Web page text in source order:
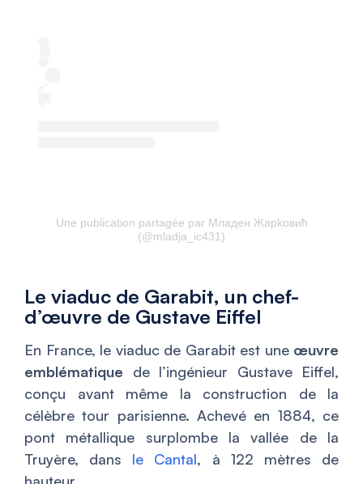
Une publication partagée par Mлaдeн Жaрkoвић
(@mladja_ic431)
Le viaduc de Garabit, un chef-
d’œuvre de Gustave Eiffel
En France, le viaduc de Garabit est une œuvre
emblématique de l’ingénieur Gustave Eiffel,
conçu avant même la construction de la
célèbre tour parisienne. Achevé en 1884, ce
pont métallique surplombe la vallée de la
Truyère, dans le Cantal, à 122 mètres de